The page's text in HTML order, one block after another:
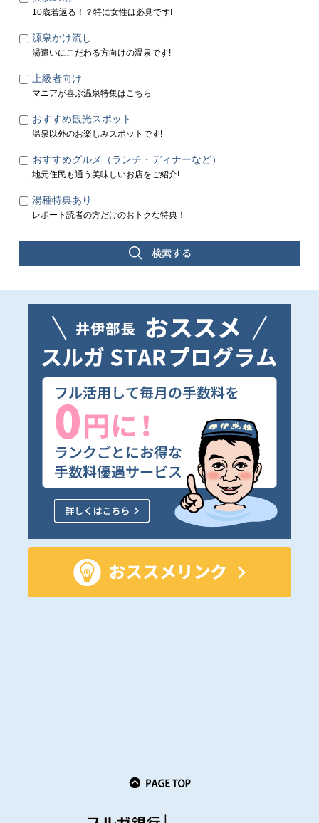
10歳若返る！？特に女性は必見です!
源泉かけ流し
湯遣いにこだわる方向けの温泉です!
上級者向け
マニアが喜ぶ温泉特集はこちら
おすすめ観光スポット
温泉以外のお楽しみスポットです!
おすすめグルメ（ランチ・ディナーなど）
地元住民も通う美味しいお店をご紹介!
湯種特典あり
レポート読者の方だけのおトクな特典！